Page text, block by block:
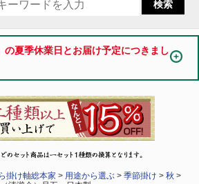
の夏季休業日とお届け予定につきまし
掛け軸総本家 > 用途から選ぶ >季節掛け >秋 >